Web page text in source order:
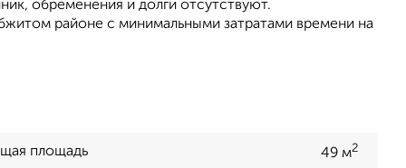
обременения и долги отсутствуют.
районе с минимальными затратами времени на
площадь 49 м2